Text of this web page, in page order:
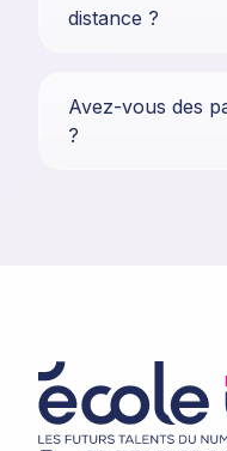
distance ?
Avez-vous des
?